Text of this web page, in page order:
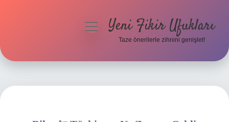
menüyüYeni Fikir Ufukları
Taze önerilerle zihnini genişlet!